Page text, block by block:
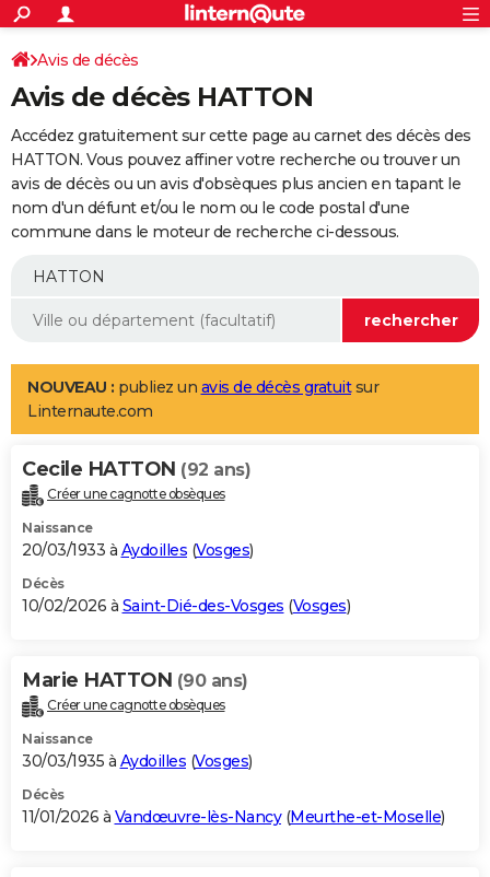
ACTUALITÉS
Politique
Société
Faits Divers
Education
Monde
Villes
+
SPORT
Coupe du monde 2026
Football
Tennis
Cyclisme
Rugby
Forum
Programme TV
TNT
Streaming
Cinéma
Sorties cinéma
Musique
+
FINANCE
Retraite
Epargne
Immobilier
Risques naturels par ville
Banque
Assurance
AUTO
Essais
Réserver un essai
Citadines
Berlines
SUV
Forum auto
+
Mobiles
Meilleur smartphone
Internet
Ordinateurs
Jeux vidéo
Guide high-tech
Aménagement intérieur
LIFESTYLE
Art de vivre
Bien-être
Loisirs
Mode
Modes de vie
Alimentation
Guide de la santé
Maladies
Médicaments
Sommeil
VOYAGE
Destinations
City break
Voyage nature
Voyage de noces
Forum
Climat
+PHOTO
GUIDES D'ACHAT
BONS PLANS
Carte de Noël
Carte Bonne année
Carte Saint-Valentin
Carte Pâques
Carte d'anniversaire
DICTIONNAIRE
Dictionnaire
Biographies
Citations
Expressions
Proverbes
PROGRAMME TV
S'inscrire
Se connecter
Lycées
Collèges
Primaires
Universités
Entreprises
Service militaire
Avis de recherche
AVIS DE DÉCÈS
Avis de décès
Avis de décès HATTON
Accédez gratuitement sur cette page au carnet des décès des
HATTON. Vous pouvez affiner votre recherche ou trouver un
avis de décès ou un avis d'obsèques plus ancien en tapant le
nom d'un défunt et/ou le nom ou le code postal d'une
commune dans le moteur de recherche ci-dessous.
NOUVEAU : publiez un avis de décès gratuitsur
Linternaute.com
Cecile HATTON (92 ans)
Créer une cagnotte obsèques
Naissance
20/03/1933 à Aydoilles (Vosges)
Décès
10/02/2026 à Saint-Dié-des-Vosges (Vosges)
Marie HATTON (90 ans)
Créer une cagnotte obsèques
Naissance
30/03/1935 à Aydoilles (Vosges)
Décès
11/01/2026 à Vandœuvre-lès-Nancy(Meurthe-et-Moselle)